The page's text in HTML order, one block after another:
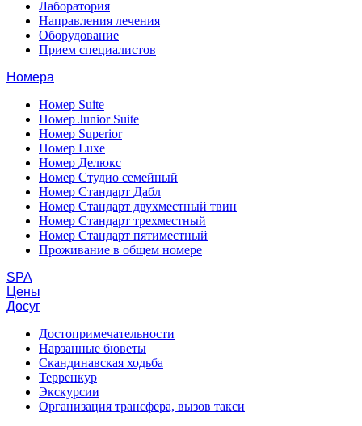
Лаборатория
Направления лечения
Оборудование
Прием специалистов
Номера
Номер Suite
Номер Junior Suite
Номер Superior
Номер Luxe
Номер Делюкс
Номер Студио семейный
Номер Стандарт Дабл
Номер Стандарт двухместный твин
Номер Стандарт трехместный
Номер Стандарт пятиместный
Проживание в общем номере
SPA
Цены
Досуг
Достопримечательности
Нарзанные бюветы
Скандинавская ходьба
Терренкур
Экскурсии
Организация трансфера, вызов такси